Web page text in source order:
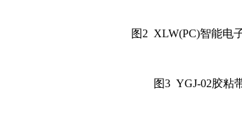
图2 XLW(PC)智能电
图3 YGJ-02胶粘